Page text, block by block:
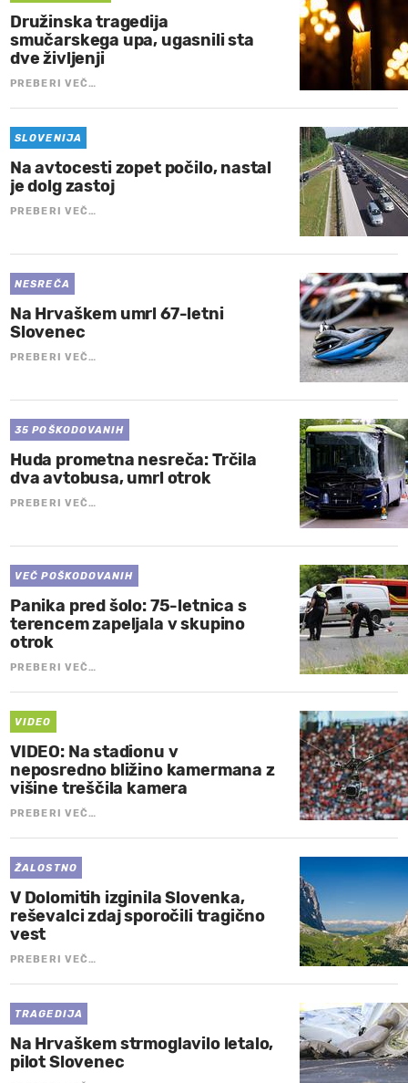
Družinska tragedija
smučarskega upa, ugasnili sta
dve življenji
PREBERI VEČ…
SLOVENIJA
Na avtocesti zopet počilo, nastal
je dolg zastoj
PREBERI VEČ…
NESREČA
Na Hrvaškem umrl 67-letni
Slovenec
PREBERI VEČ…
35 POŠKODOVANIH
Huda prometna nesreča: Trčila
dva avtobusa, umrl otrok
PREBERI VEČ…
VEČ POŠKODOVANIH
Panika pred šolo: 75-letnica s
terencem zapeljala v skupino
otrok
PREBERI VEČ…
VIDEO
VIDEO: Na stadionu v
neposredno bližino kamermana z
višine treščila kamera
PREBERI VEČ…
ŽALOSTNO
V Dolomitih izginila Slovenka,
reševalci zdaj sporočili tragično
vest
PREBERI VEČ…
TRAGEDIJA
Na Hrvaškem strmoglavilo letalo,
pilot Slovenec